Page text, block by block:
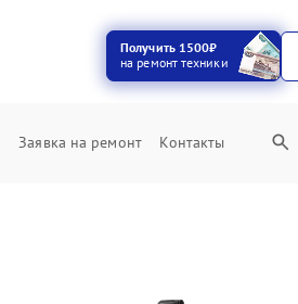
Получить 1500₽
на ремонт техники
Заявка на ремонт Контакты